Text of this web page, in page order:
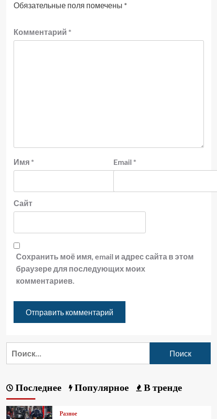
Обязательные поля помечены *
Комментарий *
Имя * Email *
Сайт
Сохранить моё имя, email и адрес сайта в этом
браузере для последующих моих
комментариев.
Последнее Популярное В тренде
Разное